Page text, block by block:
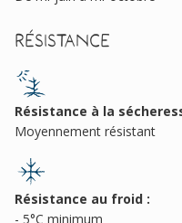
Résistance
Résistance à la
Moyennement résistant
Résistance au froid :
- 5°C minimum